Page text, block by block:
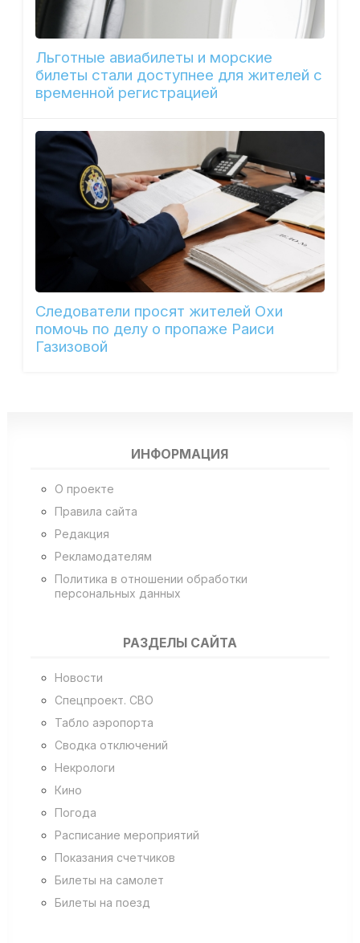
Льготные авиабилеты и морские
билеты стали доступнее для жителей с
временной регистрацией
Следователи просят жителей Охи
помочь по делу о пропаже Раиси
Газизовой
ИНФОРМАЦИЯ
О проекте
Правила сайта
Редакция
Рекламодателям
Политика в отношении обработки
персональных данных
РАЗДЕЛЫ САЙТА
Новости
Спецпроект. СВО
Табло аэропорта
Сводка отключений
Некрологи
Кино
Погода
Расписание мероприятий
Показания счетчиков
Билеты на самолет
Билеты на поезд